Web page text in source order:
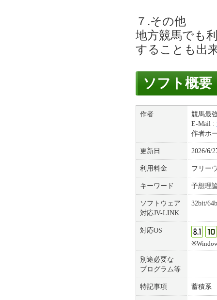
７.その他
地方競馬でも
することも出
ソフト概要
作者
競馬最
E-Mail :
作者ホ
更新日 2026/6/
利用料金 フリー
キーワード 予想理
ソフトウェア
対応JV-LINK
32bit/
対応OS
別途必要な
プログラム等
特記事項 蓄積系